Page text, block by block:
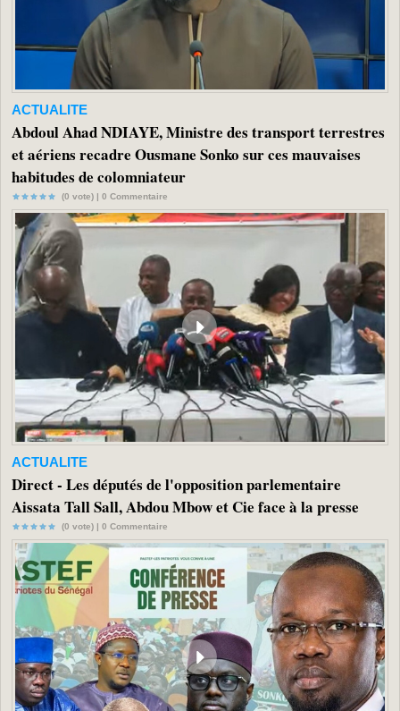
ACTUALITE
Abdoul Ahad NDIAYE, Ministre des transport terrestres
et aériens recadre Ousmane Sonko sur ces mauvaises
habitudes de colomniateur
(0 vote) | 0 Commentaire
ACTUALITE
Direct - Les députés de l'opposition parlementaire
Aissata Tall Sall, Abdou Mbow et Cie face à la presse
(0 vote) | 0 Commentaire